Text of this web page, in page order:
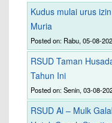
Kudus mulai urus
Muria
Posted on: Rabu, 05-08-
RSUD Taman
Tahun Ini
Posted on: Senin, 03-08-
RSUD Al – Mulk